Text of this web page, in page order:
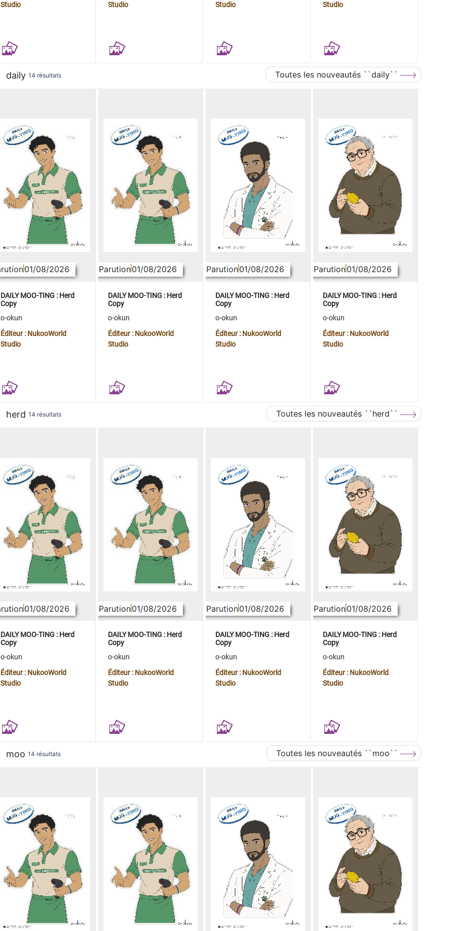
Studio
Studio
Studio
Studio
daily 14 résultats Toutes les nouveautés ``daily``
01/08/2026
DAILY MOO-TING : Herd
Copy
o-okun
Éditeur : NukooWorld
Studio
Parution01/08/2026
DAILY MOO-TING : Herd
Copy
o-okun
Éditeur : NukooWorld
Studio
Parution01/08/2026
DAILY MOO-TING : Herd
Copy
o-okun
Éditeur : NukooWorld
Studio
Parution01/08/2026
DAILY MOO-TING : Herd
Copy
o-okun
Éditeur : NukooWorld
Studio
herd 14 résultats Toutes les nouveautés ``herd``
01/08/2026
DAILY MOO-TING : Herd
Copy
o-okun
Éditeur : NukooWorld
Studio
Parution01/08/2026
DAILY MOO-TING : Herd
Copy
o-okun
Éditeur : NukooWorld
Studio
Parution01/08/2026
DAILY MOO-TING : Herd
Copy
o-okun
Éditeur : NukooWorld
Studio
Parution01/08/2026
DAILY MOO-TING : Herd
Copy
o-okun
Éditeur : NukooWorld
Studio
moo 14 résultats Toutes les nouveautés ``moo``